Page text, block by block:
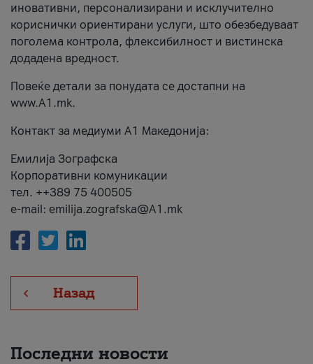
иновативни, персонализирани и исклучително
кориснички ориентирани услуги, што обезбедуваат
поголема контрола, флексибилност и вистинска
додадена вредност.
Повеќе детали за понудата се достапни на
www.А1.mk.
Контакт за медиуми А1 Македонија:
Емилија Зографска
Корпоративни комуникации
тел. ++389 75 400505
e-mail: emilija.zografska@A1.mk
Назад
Последни новости